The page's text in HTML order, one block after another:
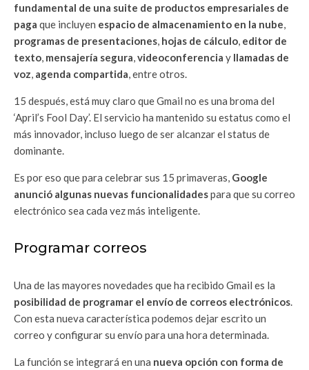
fundamental de una suite de productos empresariales de
paga que incluyen espacio de almacenamiento en la nube
programas de presentaciones hojas de cálculo editor de
texto mensajería segura videoconferencia y llamadas de
voz agenda compartida , entre otros.
15 después, está muy claro que Gmail no es una broma del
‘April’s Fool Day’. El servicio ha mantenido su estatus como el
más innovador, incluso luego de ser alcanzar el status de
dominante.
Es por eso que para celebrar sus 15 primaveras, Google
anunció algunas nuevas funcionalidadespara que su correo
electrónico sea cada vez más inteligente.
Programar correos
Una de las mayores novedades que ha recibido Gmail es la
posibilidad de programar el envío de correos electrónicos
Con esta nueva característica podemos dejar escrito un
correo y configurar su envío para una hora determinada.
La función se integrará en una nueva opción con forma de